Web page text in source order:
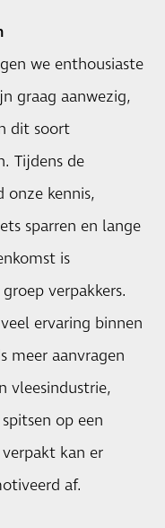
we enthousiaste
graag aanwezig,
dit soort
Tijdens de
onze kennis,
sparren en lange
is
verpakkers.
ervaring binnen
meer aanvragen
vleesindustrie,
op een
kan er
af.